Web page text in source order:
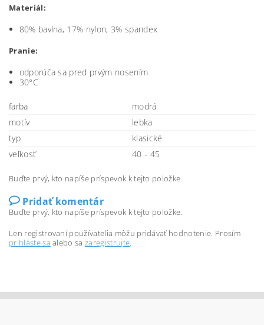
Materiál:
80% bavlna, 17% nylon, 3% spandex
Pranie:
odporúča sa pred prvým nosením
30°C
farba
modrá
motív
lebka
typ
klasické
veľkosť
40 - 45
Buďte prvý, kto napíše príspevok k tejto položke.
Pridať komentár
Buďte prvý, kto napíše príspevok k tejto položke.
Len registrovaní používatelia môžu pridávať hodnotenie. Prosím
prihláste sa alebo sazaregistrujte.